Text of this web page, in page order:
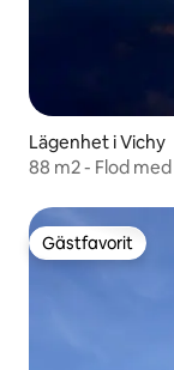
Lägenhet i Vichy
88 m2 - Flod
Gästfavorit
Gästfavorit